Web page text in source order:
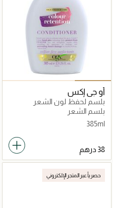
أو جي إكس
بلسم لحفظ لون الشعر
بلسم الشعر
385ml
حصرياً عبر المتجر الإلكتروني